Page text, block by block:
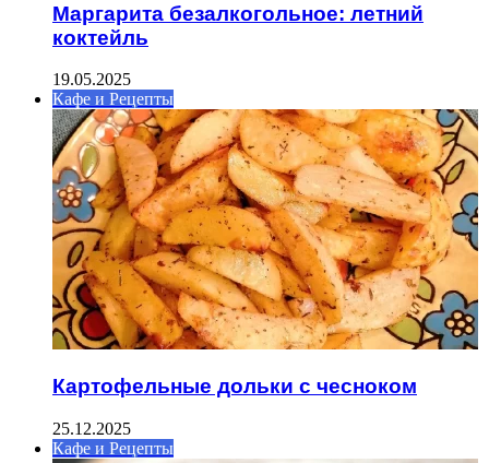
Маргарита безалкогольное: летний
коктейль
19.05.2025
Кафе и Рецепты
Картофельные дольки с чесноком
25.12.2025
Кафе и Рецепты